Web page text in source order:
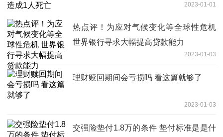
2023-01-01
热点评！为应对气候变化等全球性危机
世界银行寻求大幅提高贷款能力
2023-01-03
理财赎回期间会亏损吗 看这篇就够了
2023-01-03
交强险垫付1.8万的条件 垫付标准是是什